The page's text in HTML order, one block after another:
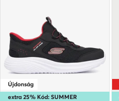
extra 25% Kód: SUMMER
Újdonság